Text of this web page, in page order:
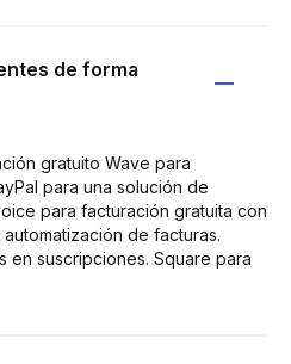
de forma
gratuito Wave para
para una solución de
para facturación gratuita con
de facturas.
en suscripciones. Square para